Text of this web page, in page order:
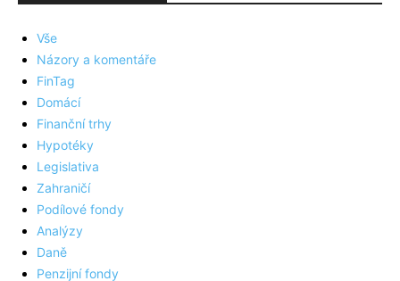
Vše
Názory a komentáře
FinTag
Domácí
Finanční trhy
Hypotéky
Legislativa
Zahraničí
Podílové fondy
Analýzy
Daně
Penzijní fondy